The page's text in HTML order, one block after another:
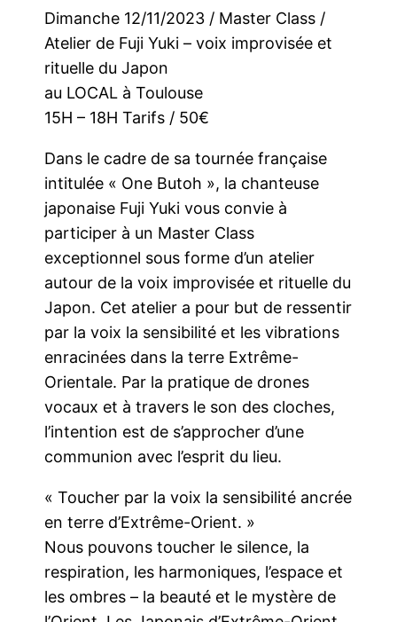
Dimanche 12/11/2023 / Master Class /
Atelier de Fuji Yuki – voix improvisée et
rituelle du Japon
au LOCAL à Toulouse
15H – 18H Tarifs / 50€
Dans le cadre de sa tournée française
intitulée « One Butoh », la chanteuse
japonaise Fuji Yuki vous convie à
participer à un Master Class
exceptionnel sous forme d’un atelier
autour de la voix improvisée et rituelle du
Japon. Cet atelier a pour but de ressentir
par la voix la sensibilité et les vibrations
enracinées dans la terre Extrême-
Orientale. Par la pratique de drones
vocaux et à travers le son des cloches,
l’intention est de s’approcher d’une
communion avec l’esprit du lieu.
« Toucher par la voix la sensibilité ancrée
en terre d’Extrême-Orient. »
Nous pouvons toucher le silence, la
respiration, les harmoniques, l’espace et
les ombres – la beauté et le mystère de